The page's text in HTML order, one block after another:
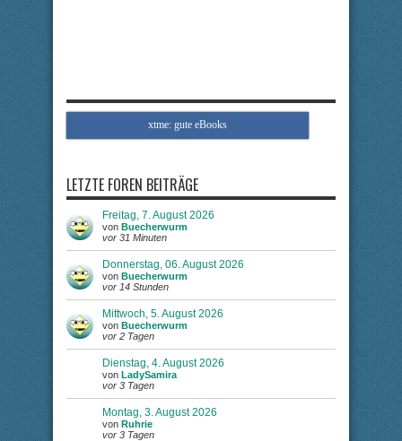
xtme: gute eBooks
LETZTE FOREN BEITRÄGE
Freitag, 7. August 2026
von Buecherwurm
vor 31 Minuten
Donnerstag, 06. August 2026
von Buecherwurm
vor 14 Stunden
Mittwoch, 5. August 2026
von Buecherwurm
vor 2 Tagen
Dienstag, 4. August 2026
von LadySamira
vor 3 Tagen
Montag, 3. August 2026
von Ruhrie
vor 3 Tagen